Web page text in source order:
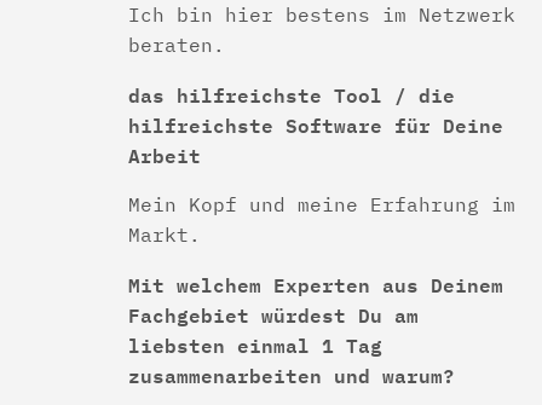
Ich bin hier bestens im Netzwerk
beraten.
das hilfreichste Tool / die
hilfreichste Software für Deine
Arbeit
Mein Kopf und meine Erfahrung im
Markt.
Mit welchem Experten aus Deinem
Fachgebiet würdest Du am
liebsten einmal 1 Tag
zusammenarbeiten und warum?